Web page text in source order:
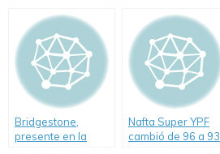
fiabilidad de los
ensayos sobre
fatiga de firmes
argentina
Bridgestone,
presente en la
Nafta Super YPF
cambió de 96 a 93